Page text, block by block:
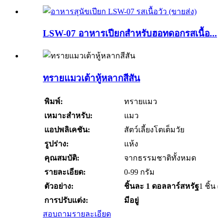
LSW-07 อาหารเปียกสำหรับฮอทดอกรสเนื้อ...
ทรายแมวเต้าหู้หลากสีสัน
พิมพ์:
ทรายแมว
เหมาะสำหรับ:
แมว
แอปพลิเคชัน:
สัตว์เลี้ยงโตเต็มวัย
รูปร่าง:
แห้ง
คุณสมบัติ:
จากธรรมชาติทั้งหมด
รายละเอียด:
0-99 กรัม
ตัวอย่าง:
ชิ้นละ 1 ดอลลาร์สหรัฐ1 ชิ้น
การปรับแต่ง:
มีอยู่
สอบถามรายละเอียด